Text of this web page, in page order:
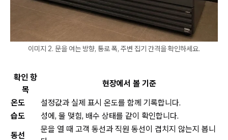
이미지 2. 문을 여는 방향, 통로 폭, 주변 집기 간격을 확인하세요.
확인 항
목
현장에서 볼 기준
온도
설정값과 실제 표시 온도를 함께 기록합니다.
습도
성에, 물 맺힘, 배수 상태를 같이 확인합니다.
동선
문을 열 때 고객 동선과 직원 동선이 겹치지 않는지 봅니